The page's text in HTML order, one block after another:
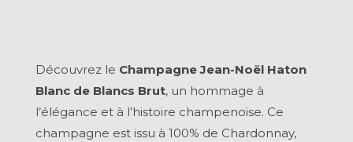
Découvrez le Champagne Jean-Noël Haton
Blanc de Blancs Brut, un hommage à
l’élégance et à l’histoire champenoise. Ce
champagne est issu à 100% de Chardonnay,